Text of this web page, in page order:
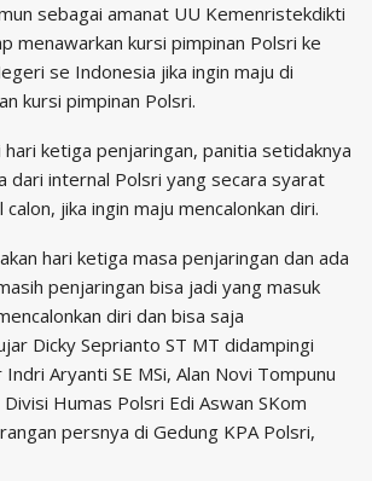
sebagai amanat UU Kemenristekdikti
menawarkan kursi pimpinan Polsri ke
se Indonesia jika ingin maju di
kursi pimpinan Polsri.
hari ketiga penjaringan, panitia setidaknya
dari internal Polsri yang secara syarat
jika ingin maju mencalonkan diri.
hari ketiga masa penjaringan dan ada
penjaringan bisa jadi yang masuk
diri dan bisa saja
Dicky Seprianto ST MT didampingi
Aryanti SE MSi, Alan Novi Tompunu
Humas Polsri Edi Aswan SKom
persnya di Gedung KPA Polsri,